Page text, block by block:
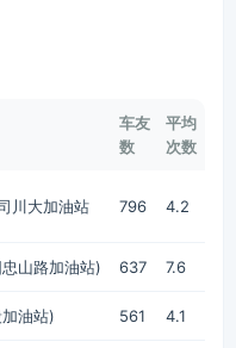
车友
数
平均
次数
川大加油站 796 4.2
山路加油站) 637 7.6
油站) 561 4.1